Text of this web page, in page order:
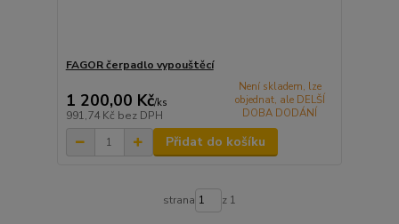
FAGOR čerpadlo vypouštěcí
1 200,00 Kč/ks
991,74 Kč bez DPH
Není skladem, lze
objednat, ale DELŠÍ
DOBA DODÁNÍ
Přidat do košíku
strana z 1